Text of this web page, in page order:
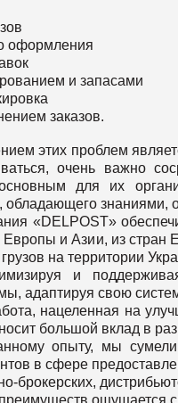
оформления
и запасами
заказов.
этих проблем
очень важно
для их
обладающего знаниями,
«DELPOST»
и Азии, из стран
на территории
и
адаптируя свою
нацеленная на
большой вклад в
опыту, мы
в сфере
брокерских,
ощущается